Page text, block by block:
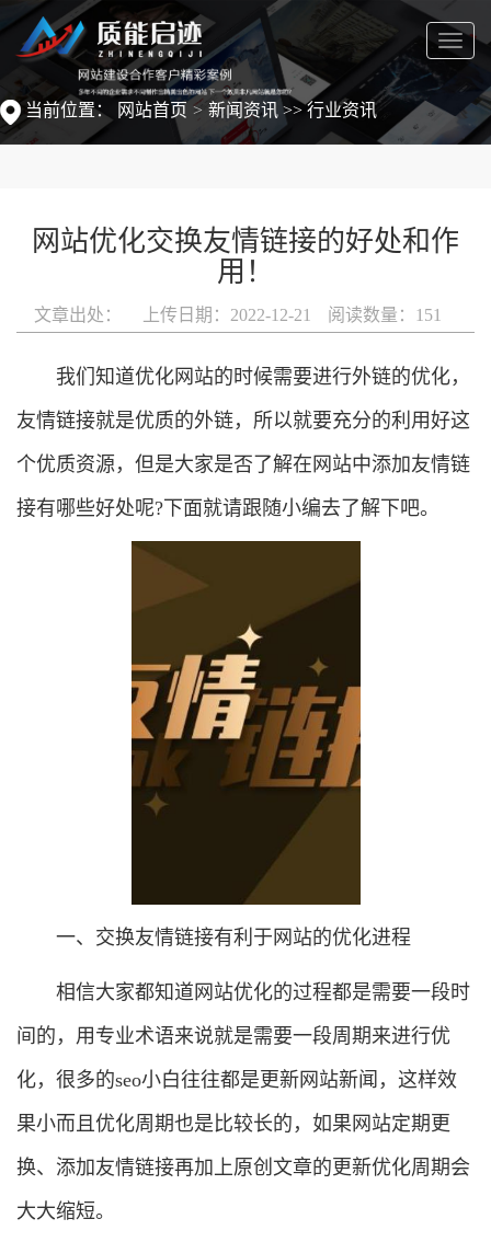
菜
单
当前位置： 网站首页 新闻资讯 >>行业资讯
网站优化交换友情链接的好处和作
用！
文章出处： 上传日期：2022-12-21 阅读数量： 151
我们知道优化网站的时候需要进行外链的优化，
友情链接就是优质的外链，所以就要充分的利用好这
个优质资源，但是大家是否了解在网站中添加友情链
接有哪些好处呢?下面就请跟随小编去了解下吧。
一、交换友情链接有利于网站的优化进程
相信大家都知道网站优化的过程都是需要一段时
间的，用专业术语来说就是需要一段周期来进行优
化，很多的seo小白往往都是更新网站新闻，这样效
果小而且优化周期也是比较长的，如果网站定期更
换、添加友情链接再加上原创文章的更新优化周期会
大大缩短。